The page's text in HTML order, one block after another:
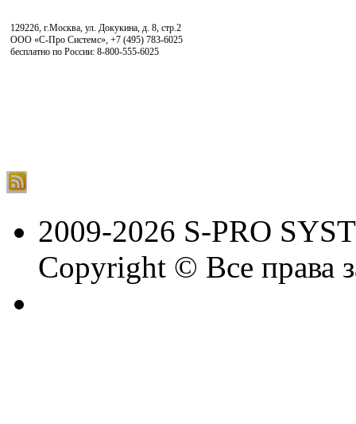
129226, г.Москва, ул. Докукина, д. 8, стр.2
ООО «С-Про Системс», +7 (495) 783-6025
бесплатно по России: 8-800-555-6025
2009-2026 S-PRO
Copyright © Все права